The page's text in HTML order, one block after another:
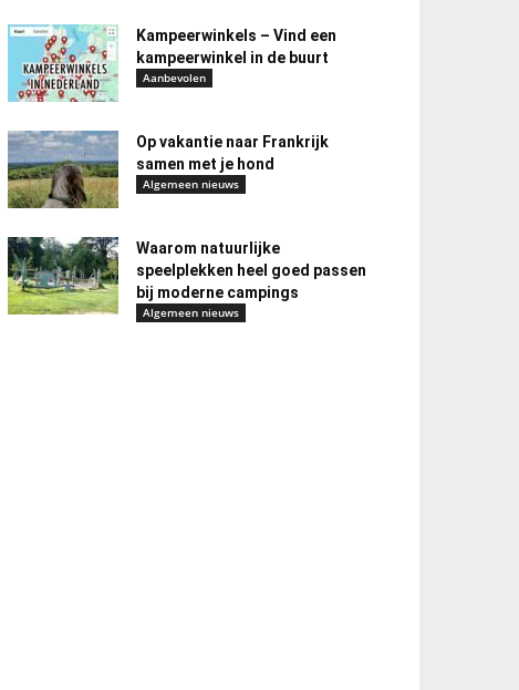
Kampeerwinkels – Vind een
kampeerwinkel in de buurt
Aanbevolen
Op vakantie naar Frankrijk
samen met je hond
Algemeen nieuws
Waarom natuurlijke
speelplekken heel goed passen
bij moderne campings
Algemeen nieuws